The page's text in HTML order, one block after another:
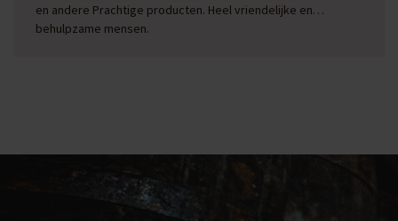
en andere Prachtige producten. Heel vriendelijke en
behulpzame mensen.